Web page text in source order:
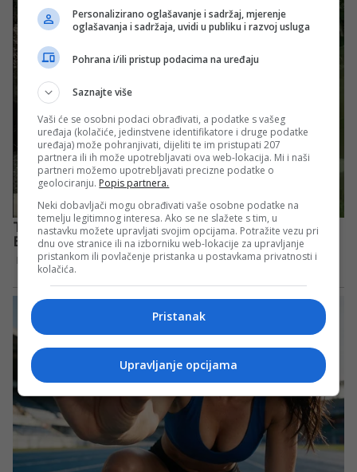
Personalizirano oglašavanje i sadržaj, mjerenje
oglašavanja i sadržaja, uvidi u publiku i razvoj usluga
Pohrana i/ili pristup podacima na uređaju
Saznajte više
Vaši će se osobni podaci obrađivati, a podatke s vašeg
uređaja (kolačiće, jedinstvene identifikatore i druge podatke
uređaja) može pohranjivati, dijeliti te im pristupati 207
partnera ili ih može upotrebljavati ova web-lokacija. Mi i naši
partneri možemo upotrebljavati precizne podatke o
geolociranju. Popis partnera.
Neki dobavljači mogu obrađivati vaše osobne podatke na
temelju legitimnog interesa. Ako se ne slažete s tim, u
nastavku možete upravljati svojim opcijama. Potražite vezu pri
dnu ove stranice ili na izborniku web-lokacije za upravljanje
pristankom ili povlačenje pristanka u postavkama privatnosti i
kolačića.
Pristanak
Upravljanje opcijama